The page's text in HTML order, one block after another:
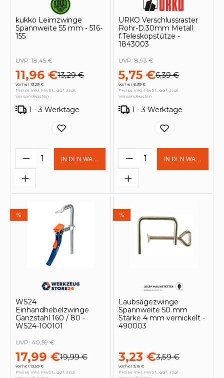
kukko Leimzwinge
Spannweite 55 mm - 516-
155
11,96 €13,29 €
vorher 13,29 €
UVP: 18,45 €
Preise inkl. MwSt., ggf. zzgl.
Versandkosten
1 - 3 Werktage
Produkt Anzahl: Gib den
IN DEN WARENKORB
URKO Verschlussraster
Rohr-D.30mm Metall
f.Teleskopstütze -
1843003
5,75 €6,39 €
vorher 6,39 €
UVP: 8,93 €
Preise inkl. MwSt., ggf. zzgl.
Versandkosten
1 - 3 Werktage
Produkt Anzahl:
IN DEN
%
WS24
Einhandhebelzwinge
Ganzstahl 160 / 80 -
WS24-100101
17,99 €19,99 €
vorher 13,59 €
UVP: 40,59 €
Preise inkl. MwSt., ggf. zzgl.
%
Laubsägezwinge
Spannweite 50 mm
Stärke 4 mm vernickelt -
490003
3,23 €3,59 €
vorher 3,15 €
Preise inkl. MwSt., ggf. zzgl.